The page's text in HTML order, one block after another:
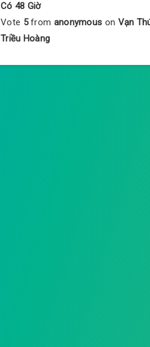
Có 48 Giờ
Vote 5 from anonymous on Vạn
Triều Hoàng